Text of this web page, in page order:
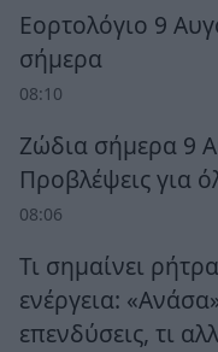
Εορτολόγιο 9
σήμερα
08:10
Ζώδια σήμερα 9
Προβλέψεις για
08:06
Τι σημαίνει
ενέργεια:
επενδύσεις, τι